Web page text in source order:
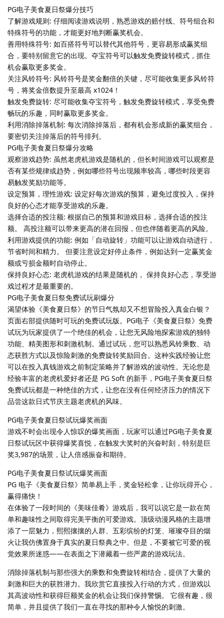
PG电子美食夏日祭爆分技巧
了解游戏规则: 仔细阅读游戏说明，熟悉游戏的赔付线、符号组合和
特殊符号的功能，才能更好地判断赢奖机会。
善用特殊符号: 如百搭符号可以替代其他符号，更容易形成赢奖组
合，要特别留意它的出现。夺宝符号可以触发免费旋转模式，抓住
机会赢取更多奖金。
关注风铃符号: 风铃符号是奖金翻倍的关键，尽可能收集更多风铃符
号，将奖金倍数提升至最高 x1024！
触发免费旋转: 尽可能收集夺宝符号，触发免费旋转模式，享受免费
畅玩的乐趣，同时赢取更多奖金。
利用消除掉落机制: 每次消除掉落后，都有机会形成新的赢奖组合，
要密切关注掉落后的符号排列。
PG电子美食夏日祭爆分攻略
观察游戏趋势: 虽然老虎机游戏是随机的，但长时间游戏可以观察是
否有某些规律或趋势，例如哪些符号出现频率较高，哪些时段更容
易触发奖励功能等。
设定预算，理性游戏: 设定好每次游戏的预算，避免过度投入，保持
良好的心态才能享受游戏的乐趣。
选择合适的投注额: 根据自己的预算和游戏目标，选择合适的投注
额。 高投注额可以带来更高的潜在回报，但也伴随着更高的风险。
利用游戏提供的功能: 例如「自动旋转」功能可以让游戏自动进行，
节省时间和精力。 但要注意设定好停止条件，例如达到一定赢奖金
额或亏损金额时自动停止。
保持良好心态: 老虎机游戏的结果是随机的， 保持良好心态，享受游
戏过程才是最重要的。
PG电子美食夏日祭免费试玩刷爆分
渴望体验《美食夏日祭》的节日气氛却又不想冒险投入真金白银？
页面右部提供随时可玩的免费试玩版。PG电子《美食夏日祭》免费
试玩为玩家提供了一个绝佳的机会，让您无风险地探索游戏的独特
功能、精美图形和刺激机制。通过试玩，您可以熟悉风铃乘数、动
态获胜方式以及惊险刺激的免费旋转奖励回合。这种实践经验让您
可以在投入真钱游戏之前制定策略并了解游戏的波动性。无论您是
经验丰富的老虎机爱好者还是 PG Soft 的新手，PG电子美食夏日祭
免费试玩都是一种绝佳的方式，让您在没有任何经济压力的情况下
品尝这款日式节庆主题老虎机的风味。
PG电子美食夏日祭试玩爆奖画面
游戏不时会出现令人惊叹的爆奖画面，玩家可以通过PG电子美食夏
日祭试玩区中获得爆奖喜悦，在触发大奖时的兴奋时刻，特别是巨
奖3,987的场景，让人倍感振奋和期待。
PG电子美食夏日祭试玩爆奖画面
PG 电子《美食夏日祭》简单易上手，奖金轻松拿，让你玩得开心，
赢得痛快！
在体验了一段时间的《美味佳肴》游戏后，我可以说它是一款在简
单和趣味性之间取得完美平衡的可爱游戏。顶级动漫风格的主题增
添了一层魅力，熙熙攘攘的人群、五彩缤纷的灯笼、璀璨夺目的烟
火让我仿佛置身于真实的夏日祭典之中。但是，不要被它可爱的视
觉效果所迷惑——在表面之下潜藏着一些严肃的游戏玩法。
消除掉落机制与那些强大的乘数和免费旋转相结合，提供了大量的
刺激和巨大的获胜潜力。我欣赏它直接投入行动的方式，但游戏以
其高波动性和获得巨额奖金的机会让我们保持警惕。 它很有趣，很
简单，并且提供了我们一直在寻找的那种令人愉悦的刺激。